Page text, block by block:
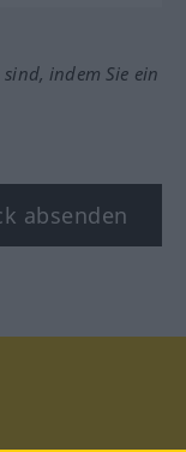
indem Sie ein
absenden